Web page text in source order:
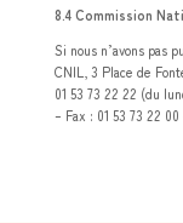
8.4 Commission
Si nous n’avons pas
CNIL, 3 Place de
01 53 73 22 22 (du
– Fax : 01 53 73 22